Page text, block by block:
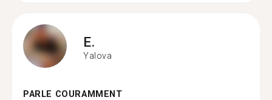
E.
Yalova
PARLE COURAMMENT